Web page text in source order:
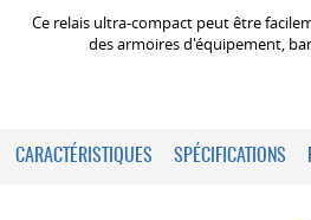
Ce relais ultra-compact peut être
des armoires d'équipement,
CARACTÉRISTIQUES SPÉCIFICATIONS